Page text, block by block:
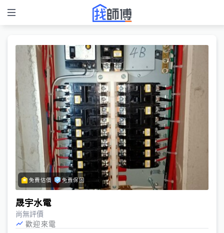
免費估價 免費保固
晟宇水電
尚無評價
歡迎來電